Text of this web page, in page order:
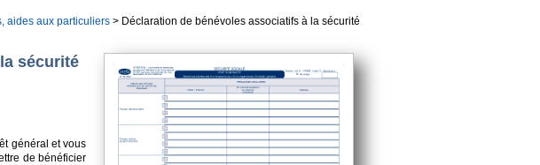
aides aux particuliers > Déclaration de bénévoles associatifs à la sécurité
sécurité
général et vous
de bénéficier